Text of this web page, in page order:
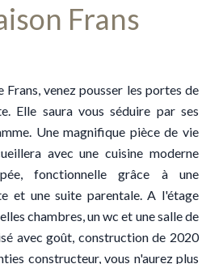
Frans
Frans, venez pousser les portes de
Elle saura vous séduire par ses
Une magnifique pièce de vie
avec une cuisine moderne
fonctionnelle grâce à une
et une suite parentale. A l'étage
chambres, un wc et une salle de
avec goût, construction de 2020
constructeur, vous n'aurez plus